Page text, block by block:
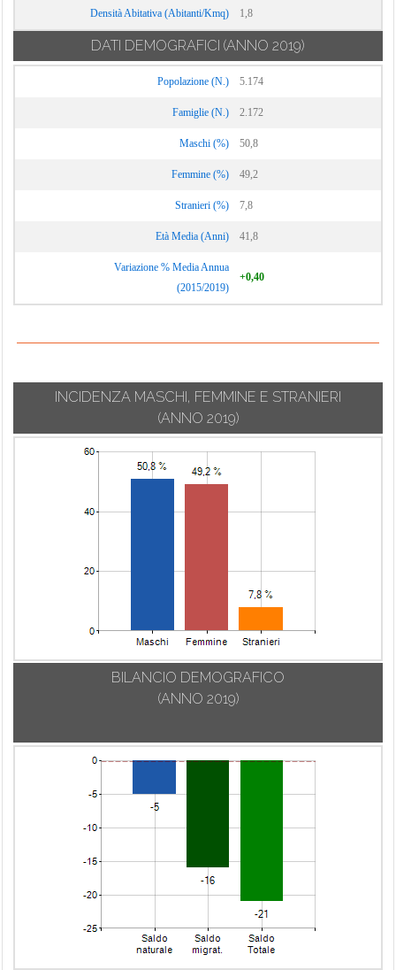
Densità Abitativa (Abitanti/Kmq) 1,8
DATI DEMOGRAFICI (ANNO 2019)
Popolazione (N.) 5.174
Famiglie (N.) 2.172
Maschi (%) 50,8
Femmine (%) 49,2
Stranieri (%) 7,8
Età Media (Anni) 41,8
Variazione % Media Annua
(2015/2019)
+0,40
INCIDENZA MASCHI, FEMMINE E STRANIERI
(ANNO 2019)
BILANCIO DEMOGRAFICO
(ANNO 2019)